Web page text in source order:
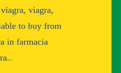
viagra,
to buy from
in farmacia